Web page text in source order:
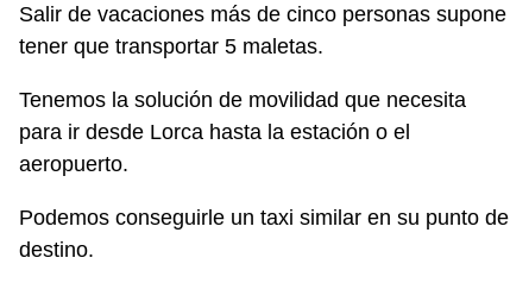
Salir de vacaciones más de cinco personas supone
tener que transportar 5 maletas.
Tenemos la solución de movilidad que necesita
para ir desde Lorca hasta la estación o el
aeropuerto.
Podemos conseguirle un taxi similar en su punto de
destino.